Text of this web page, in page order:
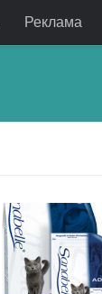
Реклама